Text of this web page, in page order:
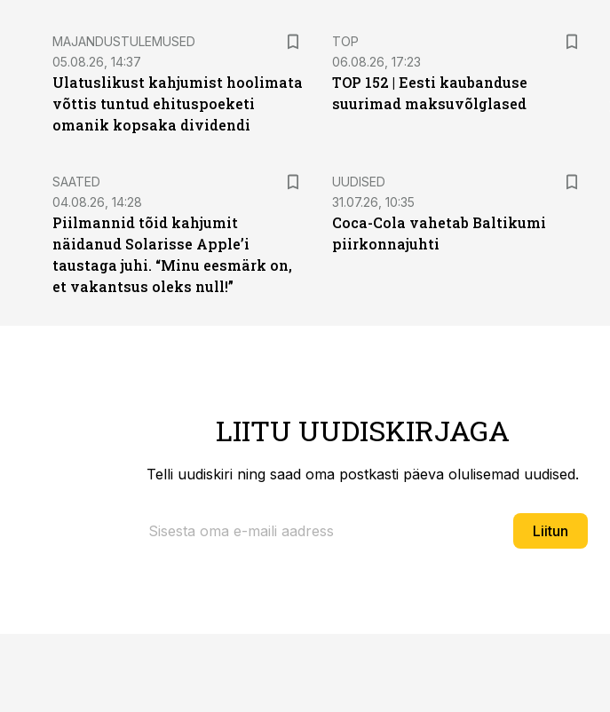
MAJANDUSTULEMUSED
05.08.26, 14:37
Ulatuslikust kahjumist hoolimata
võttis tuntud ehituspoeketi
omanik kopsaka dividendi
TOP
06.08.26, 17:23
TOP 152 | Eesti kaubanduse
suurimad maksuvõlglased
SAATED
04.08.26, 14:28
Piilmannid tõid kahjumit
näidanud Solarisse Apple’i
taustaga juhi. “Minu eesmärk on,
et vakantsus oleks null!”
UUDISED
31.07.26, 10:35
Coca-Cola vahetab Baltikumi
piirkonnajuhti
LIITU UUDISKIRJAGA
Telli uudiskiri ning saad oma postkasti päeva olulisemad uudised.
Liitun